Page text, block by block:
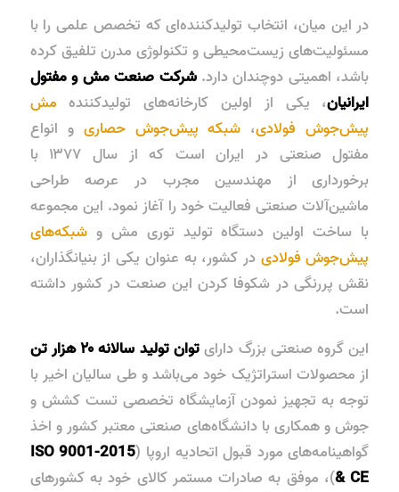
در این میان، انتخاب تولیدکننده‌ای که تخصص علمی را با
مسئولیت‌های زیست‌محیطی و تکنولوژی مدرن تلفیق کرده
باشد، اهمیتی دوچندان دارد.شرکت صنعت مش و مفتول
ایرانیان، یکی از اولین کارخانه‌های تولیدکننده مش
پیش‌جوش فولادی، شبکه پیش‌جوش حصاری و انواع
مفتول صنعتی در ایران است که از سال ۱۳۷۷ با
برخورداری از مهندسین مجرب در عرصه طراحی
ماشین‌آلات صنعتی فعالیت خود را آغاز نمود. این مجموعه
با ساخت اولین دستگاه تولید توری مش وشبکه‌های
پیش‌جوش فولادی در کشور، به عنوان یکی از بنیانگذاران،
نقش پررنگی در شکوفا کردن این صنعت در کشور داشته
است.
این گروه صنعتی بزرگ دارایتوان تولید سالانه ۲۰ هزار تن
از محصولات استراتژیک خود می‌باشد و طی سالیان اخیر با
توجه به تجهیز نمودن آزمایشگاه تخصصی تست کشش و
جوش و همکاری با دانشگاه‌های صنعتی معتبر کشور و اخذ
گواهینامه‌های مورد قبول اتحادیه اروپا (ISO 9001-2015
& CE)، موفق به صادرات مستمر کالای خود به کشورهای